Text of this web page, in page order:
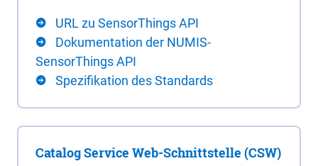
URL zu SensorThings API
Dokumentation der NUMIS-
SensorThings API
Spezifikation des Standards
Catalog Service Web-Schnittstelle (CSW)